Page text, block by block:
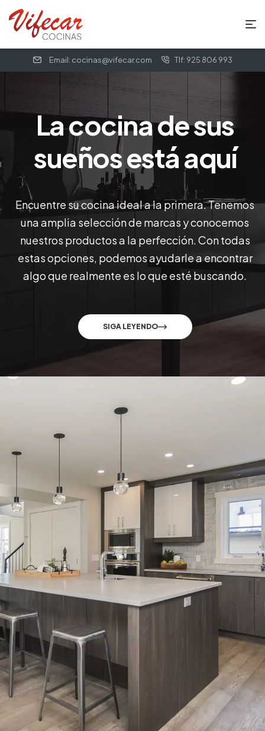
Email: cocinas@vifecar.com Tlf: 925 806 993
La cocina de sus
sueños está aquí
Encuentre su cocina ideal a la primera. Tenemos
una amplia selección de marcas y conocemos
nuestros productos a la perfección. Con todas
estas opciones, podemos ayudarle a encontrar
algo que realmente es lo que esté buscando.
SIGA LEYENDO